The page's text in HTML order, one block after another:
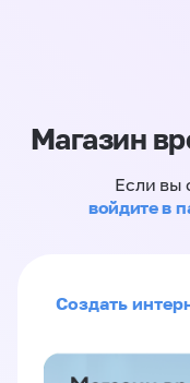
Магазин
Если вы
войдите в
Создать